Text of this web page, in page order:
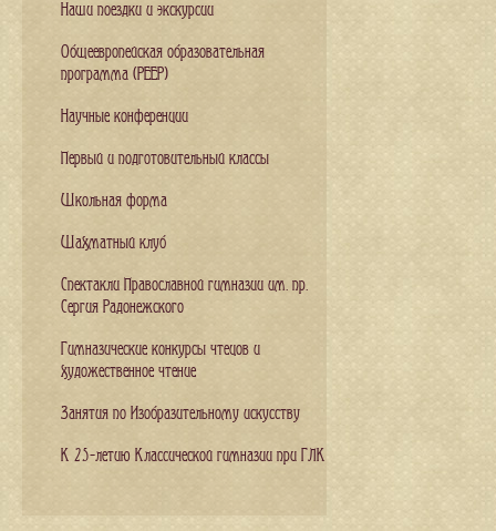
Наши поездки и экскурсии
Общеевропейская образовательная
программа (PEEP)
Научные конференции
Первый и подготовительный классы
Школьная форма
Шахматный клуб
Спектакли Православной гимназии им. пр.
Сергия Радонежского
Гимназические конкурсы чтецов и
художественное чтение
Занятия по Изобразительному искусству
К 25-летию Классической гимназии при ГЛК